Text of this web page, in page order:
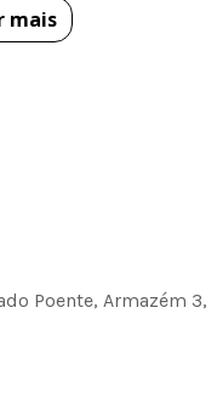
mais
Poente, Armazém 3,